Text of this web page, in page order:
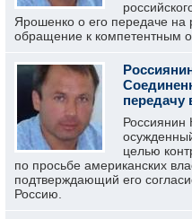
Ярошенко о его передаче на
обращение к компетентным
передачу
Россиянин
целью
по просьбе американских
подтверждающий его
Россию.